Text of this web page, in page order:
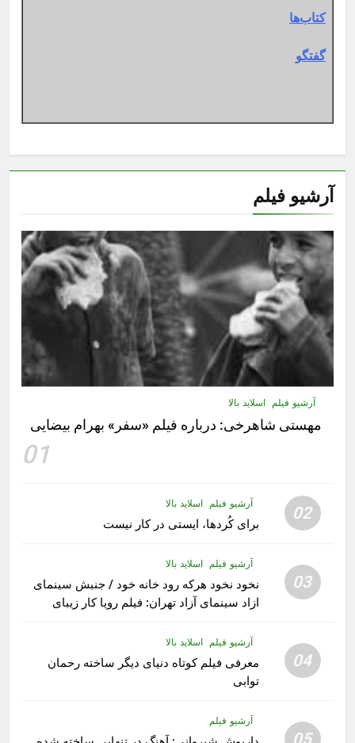
کتاب‌ها
گفتگو
آرشیو فیلم
آرشیو فیلم اسلاید بالا
مهستى شاهرخى:‌ درباره فيلم «سفر» بهرام بیضایی
01
02 آرشیو فیلم اسلاید بالا
برای کُردها، ایستی در کار نیست
03
آرشیو فیلم اسلاید بالا
نخود نخود هرکه رود خانه خود / جنبش سینمای
ازاد سینمای آزاد تهران: فیلم رویا کار زیبای
04
آرشیو فیلم اسلاید بالا
معرفی فیلم کوتاه دنیای دیگر ساخته رحمان
توابی
آرشیو فیلم